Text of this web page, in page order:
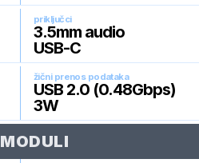
priključci
3.5mm audio
USB-C
žični prenos podataka
USB 2.0 (0.48Gbps)
3W
MODULI